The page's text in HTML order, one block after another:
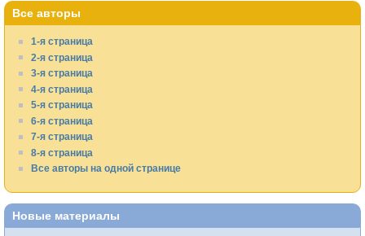
Все авторы
1-я страница
2-я страница
3-я страница
4-я страница
5-я страница
6-я страница
7-я страница
8-я страница
Все авторы на одной странице
Новые материалы